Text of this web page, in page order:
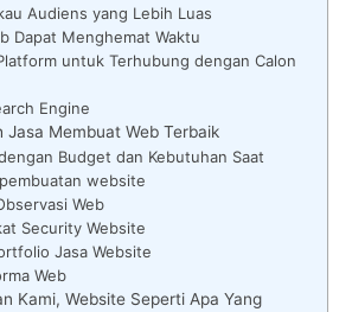
Audiens yang Lebih Luas
Dapat Menghemat Waktu
untuk Terhubung dengan Calon
Engine
Jasa Membuat Web Terbaik
Budget dan Kebutuhan Saat
website
Web
Security Website
Jasa Website
Web
Kami, Website Seperti Apa Yang